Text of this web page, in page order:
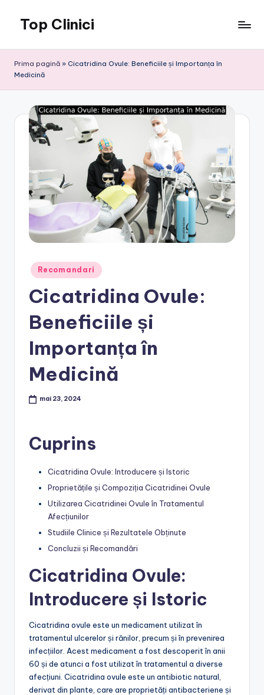
content
Top Clinici
Prima pagină » Cicatridina Ovule: Beneficiile și Importanța în
Medicină
Posted
in
Recomandari
Cicatridina Ovule:
Beneficiile și
Importanța în
Medicină
mai 23, 2024
Cuprins
Cicatridina Ovule: Introducere și Istoric
Proprietățile și Compoziția Cicatridinei Ovule
Utilizarea Cicatridinei Ovule în Tratamentul
Afecțiunilor
Studiile Clinice și Rezultatele Obținute
Concluzii și Recomandări
Cicatridina Ovule:
Introducere și Istoric
Cicatridina ovule este un medicament utilizat în
tratamentul ulcerelor și rănilor, precum și în prevenirea
infecțiilor. Acest medicament a fost descoperit în anii
60 și de atunci a fost utilizat în tratamentul a diverse
afecțiuni. Cicatridina ovule este un antibiotic natural,
derivat din plante, care are proprietăți antibacteriene și